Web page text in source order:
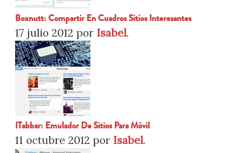
Boxnutt: Compartir En Cuadros Sitios Interesantes
17 julio 2012 por Isabel.
ITabbar: Emulador De Sitios Para Móvil
11 octubre 2012 por Isabel.